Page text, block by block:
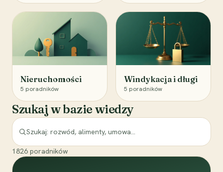
Nieruchomości
5 poradników
Windykacja i długi
5 poradników
Szukaj w bazie wiedzy
1826 poradników